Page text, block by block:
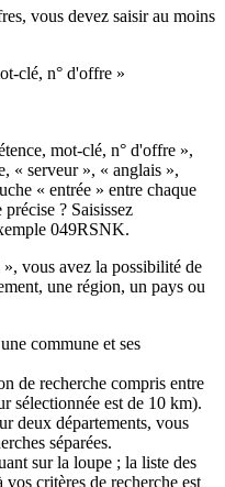
vous devez saisir au moins
clé, n° d'offre »
mot-clé, n° d'offre »,
« serveur », « anglais »,
« entrée » entre chaque
? Saisissez
049RSNK.
vous avez la possibilité de
une région, un pays ou
commune et ses
de recherche compris entre
sélectionnée est de 10 km).
deux départements, vous
séparées.
sur la loupe ; la liste des
critères de recherche est